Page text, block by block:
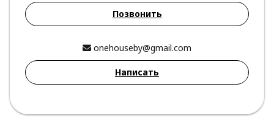
Позвонить
onehouseby@gmail.com
Написать